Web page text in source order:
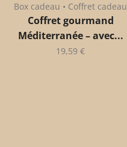
Box cadeau • Coffret cadeau
Coffret gourmand
Méditerranée – avec...
19,59 €